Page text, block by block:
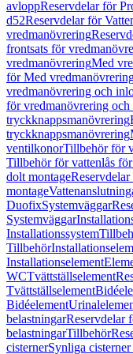
avloppReservdelar för
d52Reservdelar för
vredmanövrering
frontsats för
vredmanövreringMed
för Med
vredmanövrering och
för vredmanövrering
tryckknappsmanövrering
tryckknappsmanövrering
ventilkonorTillbehör för
Tillbehör för vattenlås
dolt montage
montage
DuofixSystemväggar
Systemväggar
Installationssystem
Tillbehör
Installationselement
WCTvättställselement
Tvättställselement
Bidéelement
belastningarReservdelar
belastningarTillbehör
cisternerSynliga